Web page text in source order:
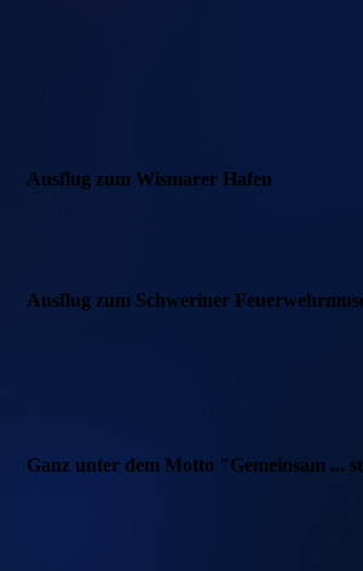
Ausflug zum Wismarer Hafen
Ausflug zum Schweriner
Ganz unter dem Motto "Gemeinsam ...